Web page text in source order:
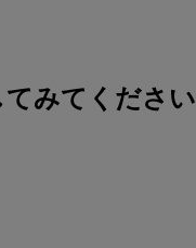
てみてください